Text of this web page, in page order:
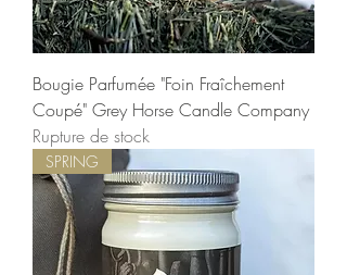
Bougie Parfumée "Foin Fraîchement
Coupé" Grey Horse Candle Company
Rupture de stock
SPRING